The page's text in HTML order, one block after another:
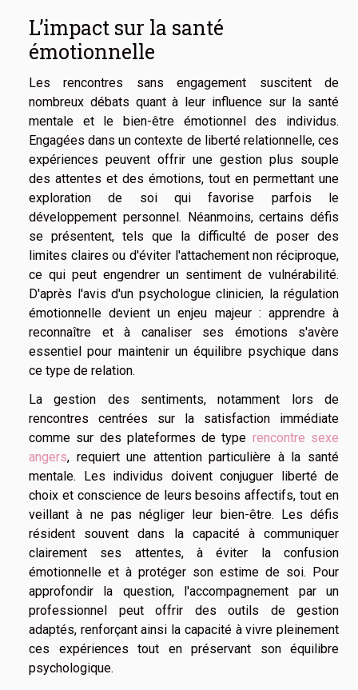
L’impact sur la santé
émotionnelle
Les rencontres sans engagement suscitent de
nombreux débats quant à leur influence sur la santé
mentale et le bien-être émotionnel des individus.
Engagées dans un contexte de liberté relationnelle, ces
expériences peuvent offrir une gestion plus souple
des attentes et des émotions, tout en permettant une
exploration de soi qui favorise parfois le
développement personnel. Néanmoins, certains défis
se présentent, tels que la difficulté de poser des
limites claires ou d'éviter l'attachement non réciproque,
ce qui peut engendrer un sentiment de vulnérabilité.
D'après l'avis d'un psychologue clinicien, la régulation
émotionnelle devient un enjeu majeur : apprendre à
reconnaître et à canaliser ses émotions s'avère
essentiel pour maintenir un équilibre psychique dans
ce type de relation.
La gestion des sentiments, notamment lors de
rencontres centrées sur la satisfaction immédiate
comme sur des plateformes de type rencontre sexe
angers, requiert une attention particulière à la santé
mentale. Les individus doivent conjuguer liberté de
choix et conscience de leurs besoins affectifs, tout en
veillant à ne pas négliger leur bien-être. Les défis
résident souvent dans la capacité à communiquer
clairement ses attentes, à éviter la confusion
émotionnelle et à protéger son estime de soi. Pour
approfondir la question, l'accompagnement par un
professionnel peut offrir des outils de gestion
adaptés, renforçant ainsi la capacité à vivre pleinement
ces expériences tout en préservant son équilibre
psychologique.